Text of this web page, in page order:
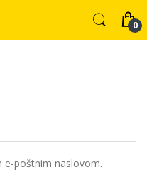
e-poštnim naslovom.